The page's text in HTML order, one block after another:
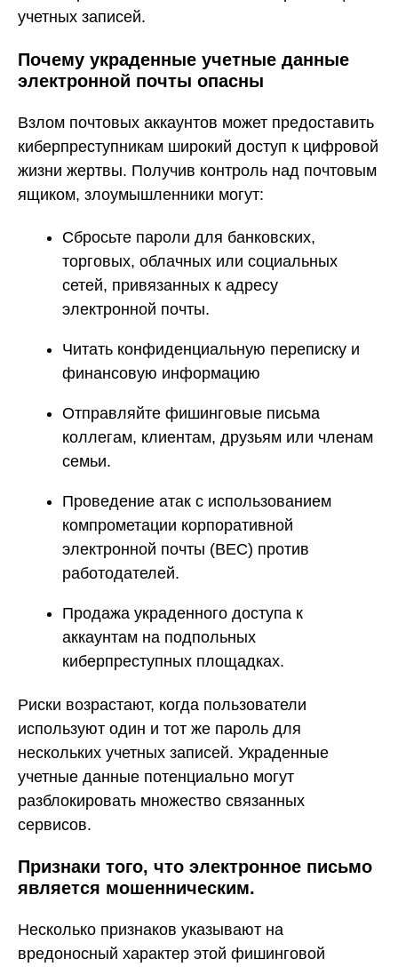
учетных записей.
Почему украденные учетные данные
электронной почты опасны
Взлом почтовых аккаунтов может предоставить
киберпреступникам широкий доступ к цифровой
жизни жертвы. Получив контроль над почтовым
ящиком, злоумышленники могут:
Сбросьте пароли для банковских,
торговых, облачных или социальных
сетей, привязанных к адресу
электронной почты.
Читать конфиденциальную переписку и
финансовую информацию
Отправляйте фишинговые письма
коллегам, клиентам, друзьям или членам
семьи.
Проведение атак с использованием
компрометации корпоративной
электронной почты (BEC) против
работодателей.
Продажа украденного доступа к
аккаунтам на подпольных
киберпреступных площадках.
Риски возрастают, когда пользователи
используют один и тот же пароль для
нескольких учетных записей. Украденные
учетные данные потенциально могут
разблокировать множество связанных
сервисов.
Признаки того, что электронное письмо
является мошенническим.
Несколько признаков указывают на
вредоносный характер этой фишинговой